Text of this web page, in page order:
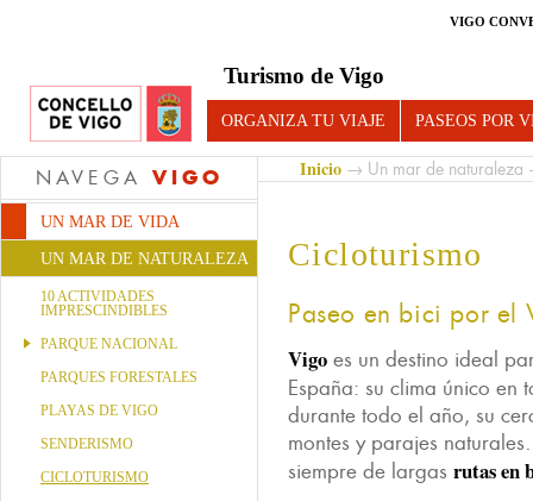
VIGO
Turismo de Vigo
ORGANIZA TU VIAJE PASEOS POR
NAVEGA VIGO
UN MAR DE VIDA
UN MAR DE NATURALEZA
10 ACTIVIDADES
IMPRESCINDIBLES
PARQUE NACIONAL
PARQUES FORESTALES
PLAYAS DE VIGO
SENDERISMO
CICLOTURISMO
Inicio → Un mar de naturaleza
Cicloturismo
Paseo en bici por el
Vigo es un destino ideal
España: su clima único en
durante todo el año, su
montes y parajes
siempre de largas rutas en